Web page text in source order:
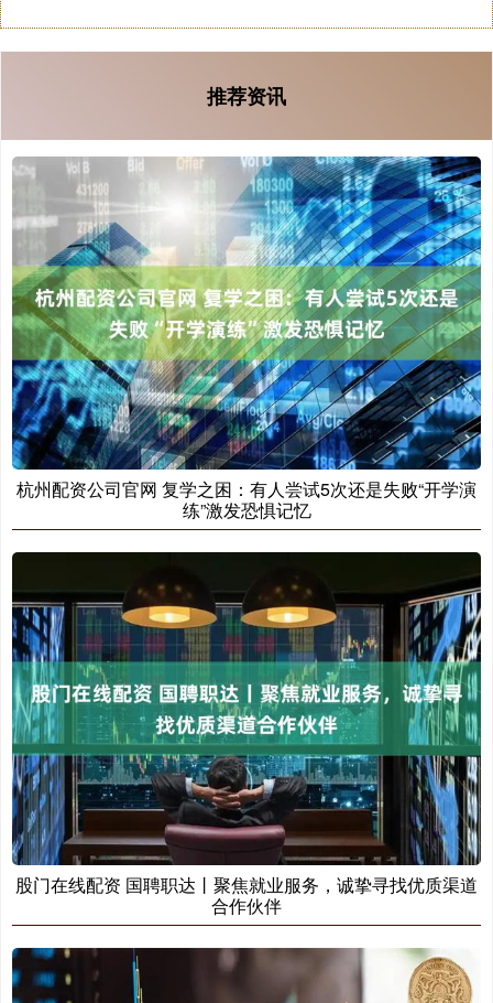
推荐资讯
杭州配资公司官网 复学之困：有人尝试5次还是失败“开学演
练”激发恐惧记忆
股门在线配资 国聘职达丨聚焦就业服务，诚挚寻找优质渠道
合作伙伴